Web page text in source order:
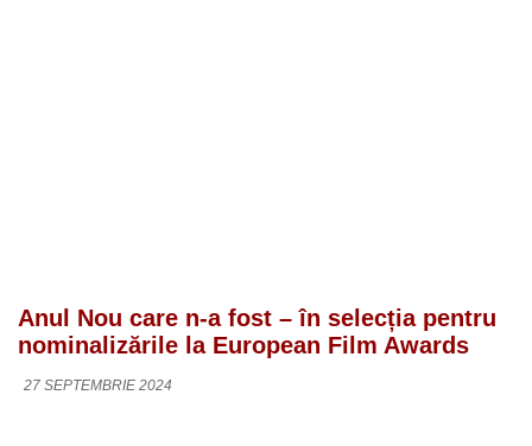
Anul Nou care n-a fost – în selecția pentru
nominalizările la European Film Awards
27 SEPTEMBRIE 2024